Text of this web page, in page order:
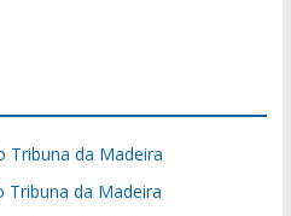
Tribuna da Madeira
Tribuna da Madeira